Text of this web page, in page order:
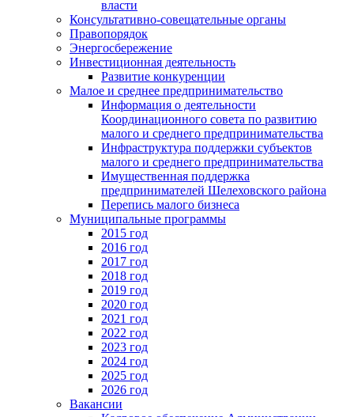
власти
Консультативно-совещательные органы
Правопорядок
Энергосбережение
Инвестиционная деятельность
Развитие конкуренции
Малое и среднее предпринимательство
Информация о деятельности
Координационного совета по развитию
малого и среднего предпринимательства
Инфраструктура поддержки субъектов
малого и среднего предпринимательства
Имущественная поддержка
предпринимателей Шелеховского района
Перепись малого бизнеса
Муниципальные программы
2015 год
2016 год
2017 год
2018 год
2019 год
2020 год
2021 год
2022 год
2023 год
2024 год
2025 год
2026 год
Вакансии